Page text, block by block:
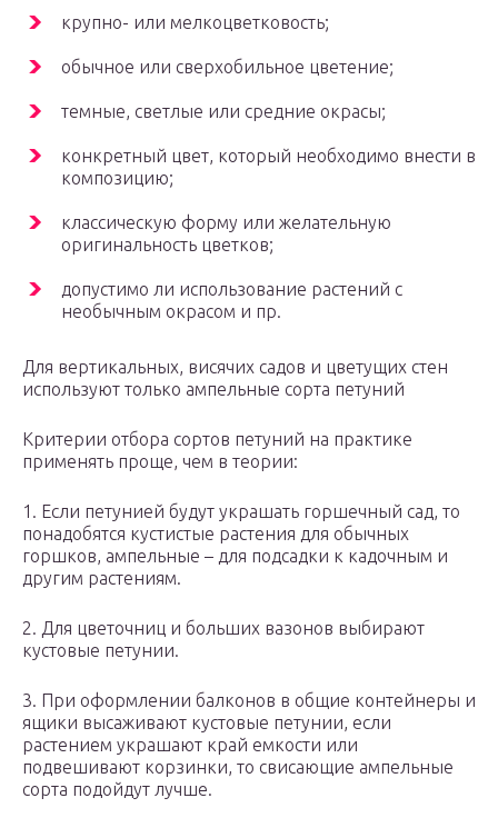
крупно- или мелкоцветковость;
обычное или сверхобильное цветение;
темные, светлые или средние окрасы;
конкретный цвет, который необходимо внести в
композицию;
классическую форму или желательную
оригинальность цветков;
допустимо ли использование растений с
необычным окрасом и пр.
Для вертикальных, висячих садов и цветущих стен
используют только ампельные сорта петуний
Критерии отбора сортов петуний на практике
применять проще, чем в теории:
1. Если петунией будут украшать горшечный сад, то
понадобятся кустистые растения для обычных
горшков, ампельные – для подсадки к кадочным и
другим растениям.
2. Для цветочниц и больших вазонов выбирают
кустовые петунии.
3. При оформлении балконов в общие контейнеры и
ящики высаживают кустовые петунии, если
растением украшают край емкости или
подвешивают корзинки, то свисающие ампельные
сорта подойдут лучше.